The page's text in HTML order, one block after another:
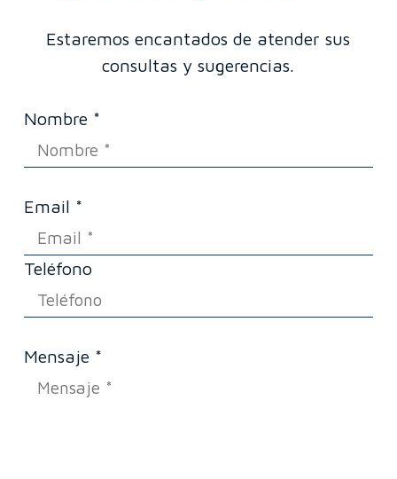
Estaremos encantados de atender sus
consultas y sugerencias.
Nombre *
Email *
Teléfono
Mensaje *